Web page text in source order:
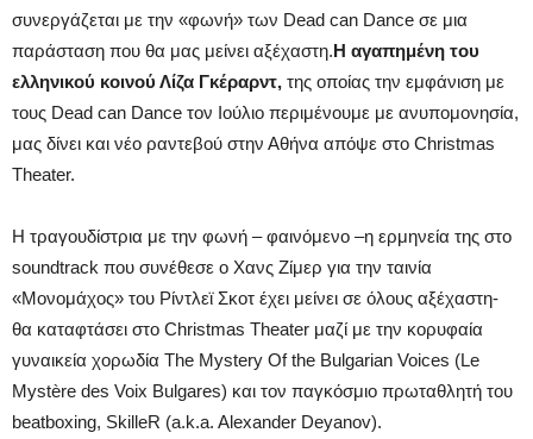
συνεργάζεται με την «φωνή» των Dead can Dance σε μια
παράσταση που θα μας μείνει αξέχαστη.Η αγαπημένη του
ελληνικού κοινού Λίζα Γκέραρντ, της οποίας την εμφάνιση με
τους Dead can Dance τον Ιούλιο περιμένουμε με ανυπομονησία,
μας δίνει και νέο ραντεβού στην Αθήνα απόψε στο Christmas
Theater.
Η τραγουδίστρια με την φωνή – φαινόμενο –η ερμηνεία της στο
soundtrack που συνέθεσε ο Χανς Ζίμερ για την ταινία
«Μονομάχος» του Ρίντλεϊ Σκοτ έχει μείνει σε όλους αξέχαστη-
θα καταφτάσει στο Christmas Theater μαζί με την κορυφαία
γυναικεία χορωδία The Mystery Of the Bulgarian Voices (Le
Mystère des Voix Bulgares) και τον παγκόσμιο πρωταθλητή του
beatboxing, SkilleR (a.k.a. Alexander Deyanov).